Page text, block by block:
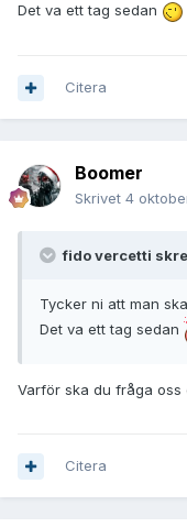
Det va ett tag sedan
Citera
Boomer
Skrivet 4
fido vercetti
Tycker ni att man
Det va ett tag sedan
Varför ska du fråga oss
Citera